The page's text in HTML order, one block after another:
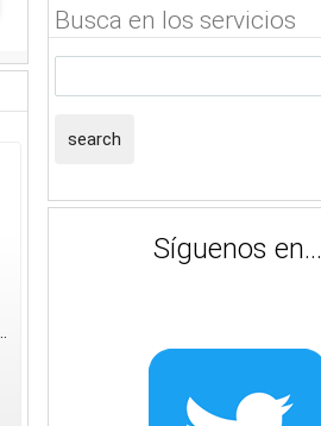
Busca en los servicios
search
Síguenos en...